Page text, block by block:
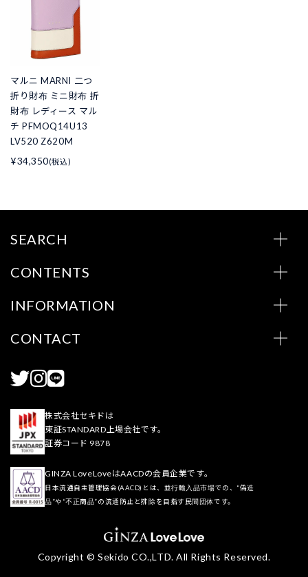
マルニ MARNI 二つ
折り財布 ミニ財布 折
財布 レディース マル
チ PFMOQ14U13
LV520 Z620M
¥34,350(税込)
SEARCH
CONTENTS
INFORMATION
CONTACT
株式会社セキドは
東証STANDARD上場会社です。
証券コード 9878
GINZA LoveLoveはAACDの会員企業です。
日本流通自主管理協会(AACD)とは、並行輸入品市場での、“偽造
品”や“不正商品”の流通防止と排除を目指す民間団体です。
Copyright © Sekido CO.,LTD. All Rights Reserved.